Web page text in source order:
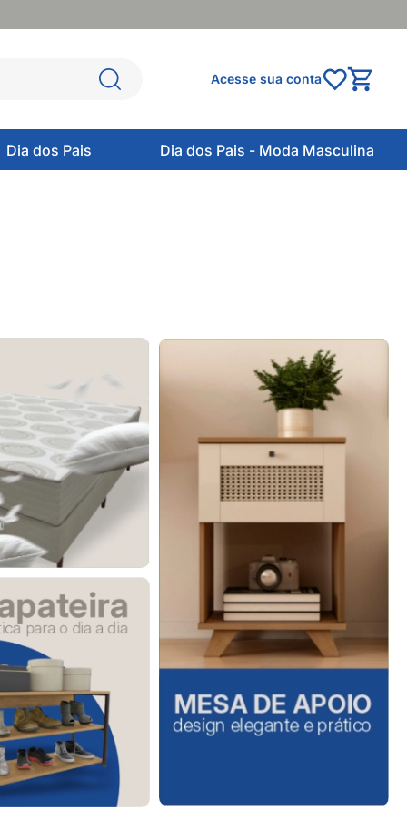
Acesse sua conta
Dia dos Pais Dia dos Pais - Moda Masculina